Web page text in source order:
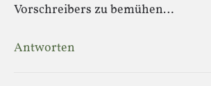
Vorschreibers zu bemühen…
Antworten